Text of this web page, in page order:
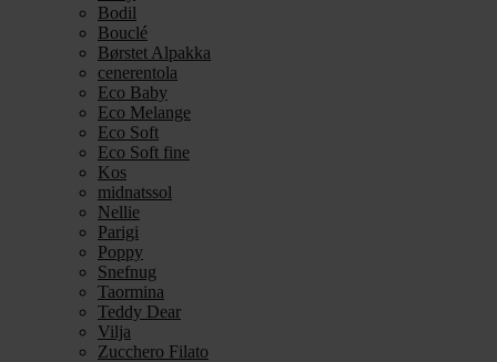
Bodil
Bouclé
Børstet Alpakka
cenerentola
Eco Baby
Eco Melange
Eco Soft
Eco Soft fine
Kos
midnatssol
Nellie
Parigi
Poppy
Snefnug
Taormina
Teddy Dear
Vilja
Zucchero Filato